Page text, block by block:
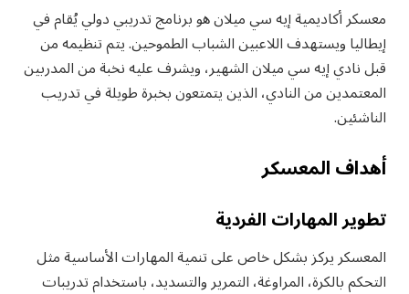
معسكر أكاديمية إيه سي ميلان هو برنامج تدريبي دولي يُقام في
إيطاليا ويستهدف اللاعبين الشباب الطموحين. يتم تنظيمه من
قبل نادي إيه سي ميلان الشهير، ويشرف عليه نخبة من المدربين
المعتمدين من النادي، الذين يتمتعون بخبرة طويلة في تدريب
الناشئين.
أهداف المعسكر
تطوير المهارات الفردية
المعسكر يركز بشكل خاص على تنمية المهارات الأساسية مثل
التحكم بالكرة، المراوغة، التمرير والتسديد، باستخدام تدريبات